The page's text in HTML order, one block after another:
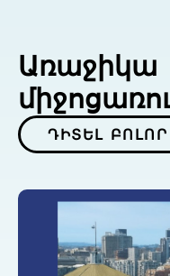
Առաջիկա
ԴԻՏԵԼ